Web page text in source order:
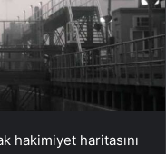
hakimiyet haritasını